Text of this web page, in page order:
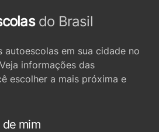
do Brasil
autoescolas em sua cidade no
informações das
escolher a mais próxima e
mim